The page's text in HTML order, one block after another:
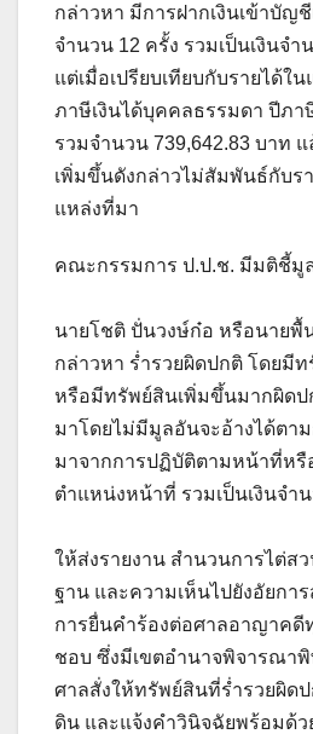
กล่าวหา มีการฝากเงินเข้าบัญชี
จำนวน 12 ครั้ง รวมเป็นเงินจำ
แต่เมื่อเปรียบเทียบกับรายได้ใ
ภาษีเงินได้บุคคลธรรมดา ปีภา
รวมจำนวน 739,642.83 บาท
เพิ่มขึ้นดังกล่าวไม่สัมพันธ์กับร
แหล่งที่มา
คณะกรรมการ ป.ป.ช. มีมติชี้มู
นายโชติ ปั่นวงษ์ก๋อ หรือนายพื้
กล่าวหา ร่ำรวยผิดปกติ โดยมี
หรือมีทรัพย์สินเพิ่มขึ้นมากผิด
มาโดยไม่มีมูลอันจะอ้างได้ตา
มาจากการปฏิบัติตามหน้าที่หรื
ตำแหน่งหน้าที่ รวมเป็นเงินจำ
ให้ส่งรายงาน สำนวนการไต่ส
ฐาน และความเห็นไปยังอัยกา
การยื่นคำร้องต่อศาลอาญาคดี
ชอบ ซึ่งมีเขตอำนาจพิจารณา
ศาลสั่งให้ทรัพย์สินที่ร่ำรวยผิด
ดิน และแจ้งคำวินิจฉัยพร้อมด้ว